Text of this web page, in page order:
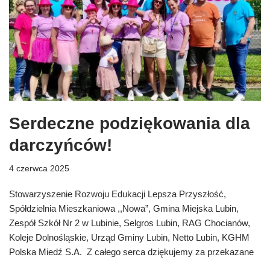
Serdeczne podziękowania dla
darczyńców!
4 czerwca 2025
Stowarzyszenie Rozwoju Edukacji Lepsza Przyszłość,
Spółdzielnia Mieszkaniowa ,,Nowa”, Gmina Miejska Lubin,
Zespół Szkół Nr 2 w Lubinie, Selgros Lubin, RAG Chocianów,
Koleje Dolnośląskie, Urząd Gminy Lubin, Netto Lubin, KGHM
Polska Miedź S.A. Z całego serca dziękujemy za przekazane